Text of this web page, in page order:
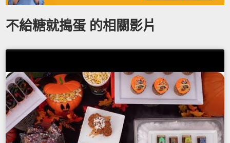
不給糖就搗蛋 的相關影片